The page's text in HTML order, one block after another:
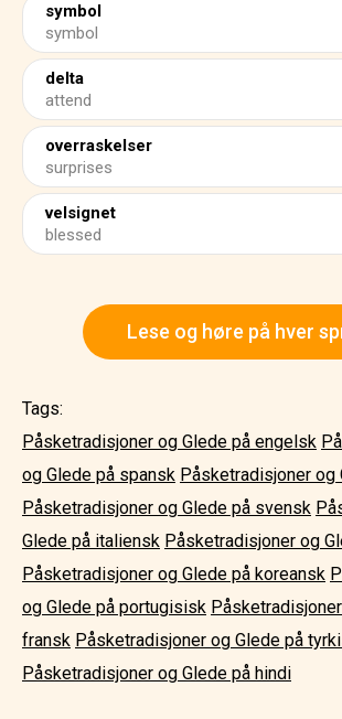
symbol
symbol
delta
attend
overraskelser
surprises
velsignet
blessed
Lese og høre på hver
Tags:
Påsketradisjoner og Glede på engelsk
og Glede på spansk Påsketradisjoner og
Påsketradisjoner og Glede på svensk
Glede på italiensk Påsketradisjoner og
Påsketradisjoner og Glede på koreansk
og Glede på portugisisk
fransk Påsketradisjoner og Glede på
Påsketradisjoner og Glede på hindi